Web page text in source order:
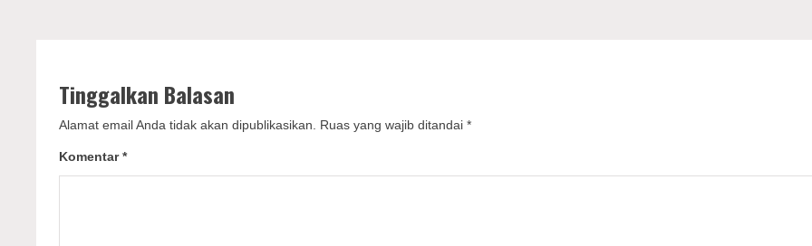
Tinggalkan Balasan
Alamat email Anda tidak akan dipublikasikan. Ruas yang wajib ditandai*
Komentar*